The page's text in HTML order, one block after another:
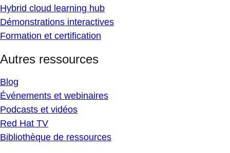
Hybrid cloud learning hub
Démonstrations interactives
Formation et certification
Autres ressources
Blog
Événements et webinaires
Podcasts et vidéos
Red Hat TV
Bibliothèque de ressources